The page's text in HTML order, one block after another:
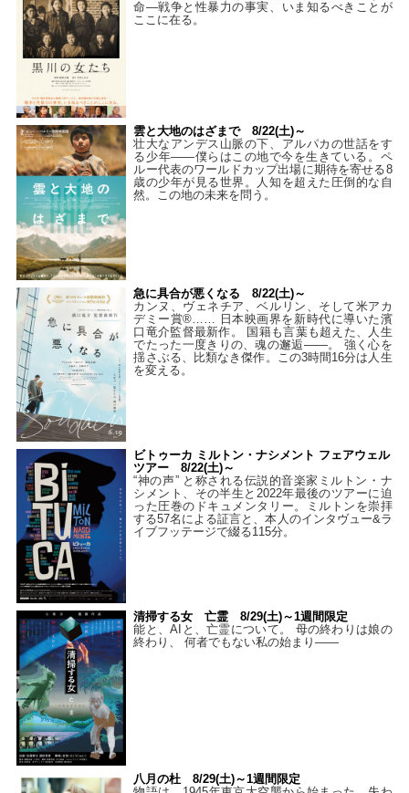
命―戦争と性暴力の事実、いま知るべきことが
ここに在る。
雲と大地のはざまで 8/22(土)～
壮大なアンデス山脈の下、アルパカの世話をす
る少年――僕らはこの地で今を生きている。ペ
ルー代表のワールドカップ出場に期待を寄せる8
歳の少年が見る世界。人知を超えた圧倒的な自
然。この地の未来を問う。
急に具合が悪くなる 8/22(土)～
カンヌ、ヴェネチア、ベルリン、そして米アカ
デミー賞®…… 日本映画界を新時代に導いた濱
口竜介監督最新作。 国籍も言葉も超えた、人生
でたった一度きりの、魂の邂逅――。 強く心を
揺さぶる、比類なき傑作。この3時間16分は人生
を変える。
ビトゥーカ ミルトン・ナシメント フェアウェル
ツアー 8/22(土)～
“神の声” と称される伝説的音楽家ミルトン・ナ
シメント、その半生と2022年最後のツアーに迫
った圧巻のドキュメンタリー。ミルトンを崇拝
する57名による証言と、本人のインタヴュー&ラ
イブフッテージで綴る115分。
清掃する女 亡霊 8/29(土)～1週間限定
能と、AIと、亡霊について。 母の終わりは娘の
終わり、 何者でもない私の始まり――
八月の杜 8/29(土)～1週間限定